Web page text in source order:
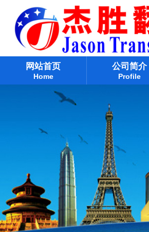
网站首页
Home
公司简介
Profile